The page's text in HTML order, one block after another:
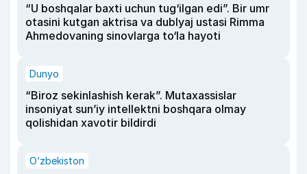
“U boshqalar baxti uchun tug‘ilgan edi”. Bir umr
otasini kutgan aktrisa va dublyaj ustasi Rimma
Ahmedovaning sinovlarga to‘la hayoti
Dunyo
“Biroz sekinlashish kerak”. Mutaxassislar
insoniyat sun’iy intellektni boshqara olmay
qolishidan xavotir bildirdi
O‘zbekiston